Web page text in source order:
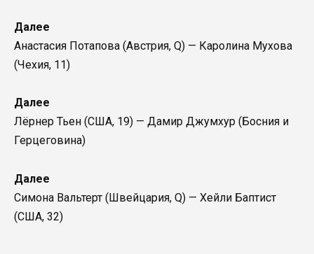
Далее
Анастасия Потапова (Австрия, Q) — Каролина Мухова
(Чехия, 11)
Далее
Лёрнер Тьен (США, 19) — Дамир Джумхур (Босния и
Герцеговина)
Далее
Симона Вальтерт (Швейцария, Q) — Хейли Баптист
(США, 32)